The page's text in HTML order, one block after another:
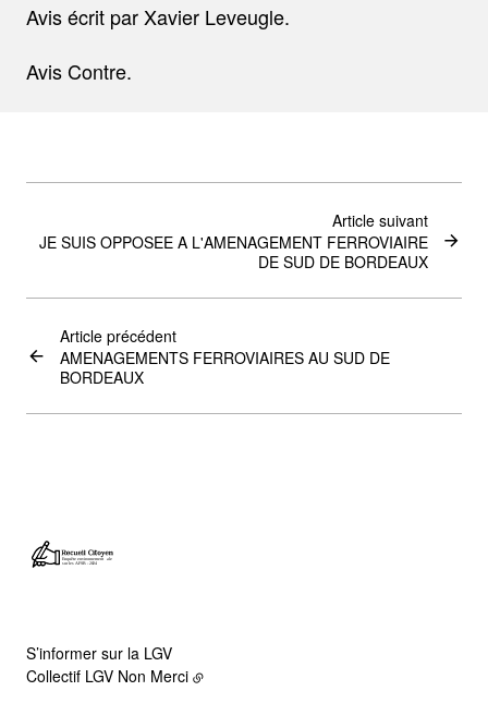
Avis écrit par Xavier Leveugle.
Avis Contre.
Article précédent
AMENAGEMENTS FERROVIAIRES AU SUD DE
BORDEAUX
Article suivant
JE SUIS OPPOSEE A L'AMENAGEMENT FERROVIAIRE
DE SUD DE BORDEAUX
S’informer sur la LGV
Collectif LGV Non Merci